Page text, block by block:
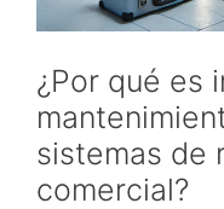
¿Por qué es
sistemas de
comercial?